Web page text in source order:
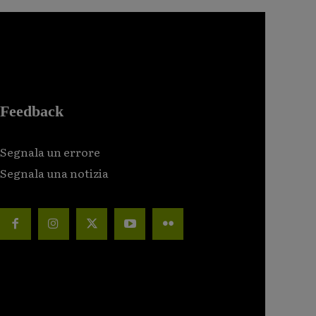
Feedback
Segnala un errore
Segnala una notizia